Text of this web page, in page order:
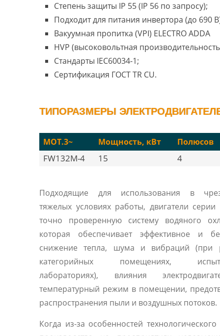
Степень защиты IP 55 (IP 56 по запросу);
Подходит для питания инвертора (до 690
Вакуумная пропитка (VPI) ELECTRO ADDA
HVP (высоковольтная
Стандарты IEC60034-1;
Сертификация ГОСТ TR CU.
ТИПОРАЗМЕРЫ
MOT.3~ Мощность, кВт Полюсов
FW132M-4 15 4
Подходящие для использования в
тяжелых условиях работы, двигатели
точно проверенную систему водяного
которая обеспечивает эффективное и
снижение тепла, шума и вибраций (при
категорийных помещениях,
лабораториях), влияния
температурный режим в помещении,
распространения пыли и воздушных потоков.
Когда из-за особенностей